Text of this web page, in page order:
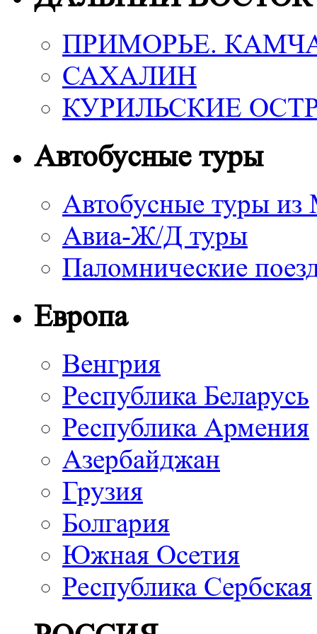
ПРИМОРЬЕ.
САХАЛИН
КУРИЛЬСКИЕ
Автобусные туры
Автобусные туры
Авиа-Ж/Д туры
Паломнические
Европа
Венгрия
Республика Беларусь
Республика Армения
Азербайджан
Грузия
Болгария
Южная Осетия
Республика Сербская